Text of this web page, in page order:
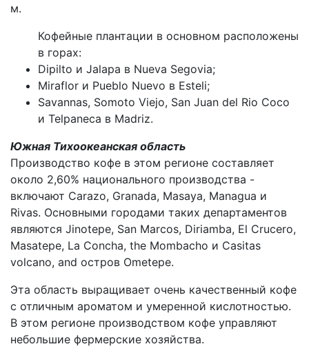
м.
Кофейные плантации в основном расположены
в горах:
Dipilto и Jalapa в Nueva Segovia;
Miraflor и Pueblo Nuevo в Esteli;
Savannas, Somoto Viejo, San Juan del Rio Coco
и Telpaneca в Madriz.
Южная Тихоокеанская область
Производство кофе в этом регионе составляет
около 2,60% национального производства -
включают Carazo, Granada, Masaya, Managua и
Rivas. Основными городами таких департаментов
являются Jinotepe, San Marcos, Diriamba, El Crucero,
Masatepe, La Concha, the Mombacho и Casitas
volcano, and остров Ometepe.
Эта область выращивает очень качественный кофе
с отличным ароматом и умеренной кислотностью.
В этом регионе производством кофе управляют
небольшие фермерские хозяйства.